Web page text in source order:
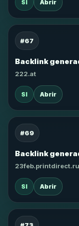
SI Abrir
#67
Backlink
222.at
SI Abrir
#69
Backlink
23feb.printdirect.ru
SI Abrir